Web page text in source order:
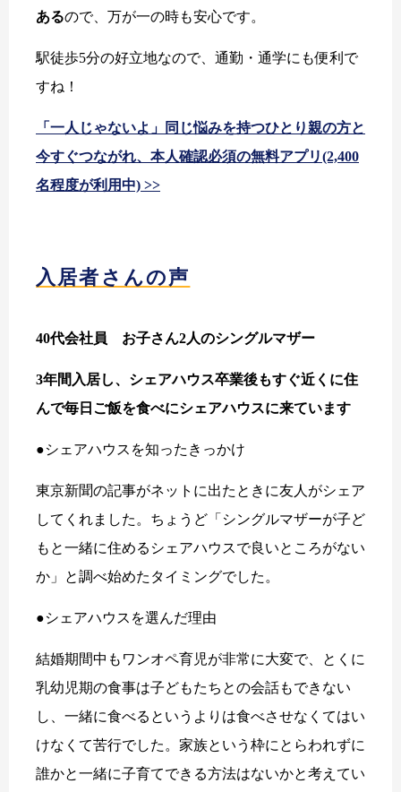
あるので、万が一の時も安心です。
駅徒歩5分の好立地なので、通勤・通学にも便利で
すね！
「一人じゃないよ」同じ悩みを持つひとり親の方と
今すぐつながれ、本人確認必須の無料アプリ(2,400
名程度が利用中) >>
入居者さんの声
40代会社員 お子さん2人のシングルマザー
3年間入居し、シェアハウス卒業後もすぐ近くに住
んで毎日ご飯を食べにシェアハウスに来ています
●シェアハウスを知ったきっかけ
東京新聞の記事がネットに出たときに友人がシェア
してくれました。ちょうど「シングルマザーが子ど
もと一緒に住めるシェアハウスで良いところがない
か」と調べ始めたタイミングでした。
●シェアハウスを選んだ理由
結婚期間中もワンオペ育児が非常に大変で、とくに
乳幼児期の食事は子どもたちとの会話もできない
し、一緒に食べるというよりは食べさせなくてはい
けなくて苦行でした。家族という枠にとらわれずに
誰かと一緒に子育てできる方法はないかと考えてい